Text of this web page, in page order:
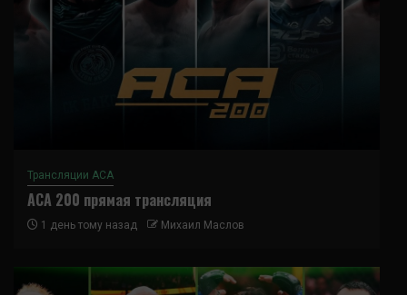
Трансляции ACA
ACA 200 прямая трансляция
1 день тому назад Михаил Маслов